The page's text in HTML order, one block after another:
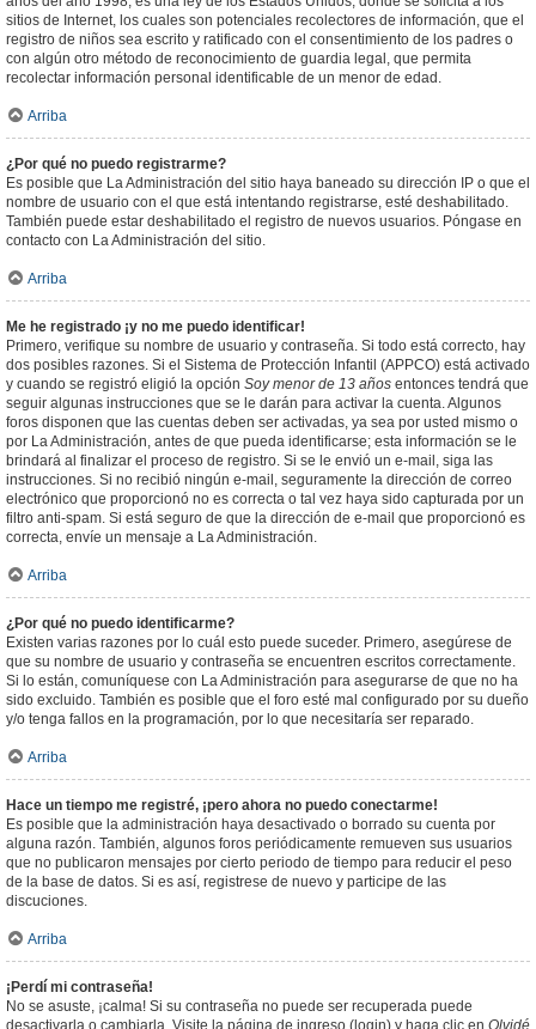
sitios de Internet, los cuales son potenciales recolectores de información, que el
registro de niños sea escrito y ratificado con el consentimiento de los padres o
con algún otro método de reconocimiento de guardia legal, que permita
recolectar información personal identificable de un menor de edad.
Arriba
¿Por qué no puedo registrarme?
Es posible que La Administración del sitio haya baneado su dirección IP o que el
nombre de usuario con el que está intentando registrarse, esté deshabilitado.
También puede estar deshabilitado el registro de nuevos usuarios. Póngase en
contacto con La Administración del sitio.
Arriba
Me he registrado ¡y no me puedo identificar!
Primero, verifique su nombre de usuario y contraseña. Si todo está correcto, hay
dos posibles razones. Si el Sistema de Protección Infantil (APPCO) está activado
y cuando se registró eligió la opción Soy menor de 13 años entonces tendrá que
seguir algunas instrucciones que se le darán para activar la cuenta. Algunos
foros disponen que las cuentas deben ser activadas, ya sea por usted mismo o
por La Administración, antes de que pueda identificarse; esta información se le
brindará al finalizar el proceso de registro. Si se le envió un e-mail, siga las
instrucciones. Si no recibió ningún e-mail, seguramente la dirección de correo
electrónico que proporcionó no es correcta o tal vez haya sido capturada por un
filtro anti-spam. Si está seguro de que la dirección de e-mail que proporcionó es
correcta, envíe un mensaje a La Administración.
Arriba
¿Por qué no puedo identificarme?
Existen varias razones por lo cuál esto puede suceder. Primero, asegúrese de
que su nombre de usuario y contraseña se encuentren escritos correctamente.
Si lo están, comuníquese con La Administración para asegurarse de que no ha
sido excluido. También es posible que el foro esté mal configurado por su dueño
y/o tenga fallos en la programación, por lo que necesitaría ser reparado.
Arriba
Hace un tiempo me registré, ¡pero ahora no puedo conectarme!
Es posible que la administración haya desactivado o borrado su cuenta por
alguna razón. También, algunos foros periódicamente remueven sus usuarios
que no publicaron mensajes por cierto periodo de tiempo para reducir el peso
de la base de datos. Si es así, registrese de nuevo y participe de las
discuciones.
Arriba
¡Perdí mi contraseña!
No se asuste, ¡calma! Si su contraseña no puede ser recuperada puede
desactivarla o cambiarla. Visite la página de ingreso (login) y haga clic en Olvidé